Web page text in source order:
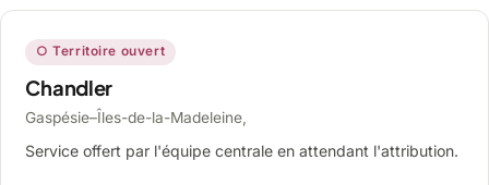
○ Territoire ouvert
Chandler
Gaspésie–Îles-de-la-Madeleine,
Service offert par l'équipe centrale en attendant l'attribution.